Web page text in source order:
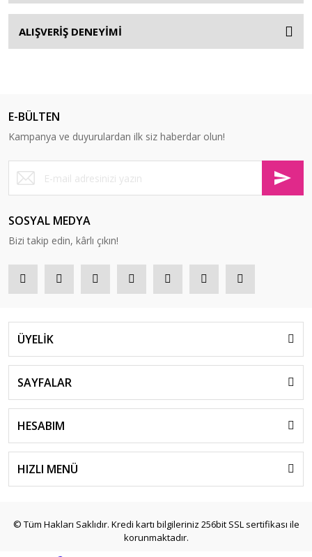
ALIŞVERİŞ DENEYİMİ
E-BÜLTEN
Kampanya ve duyurulardan ilk siz haberdar olun!
SOSYAL MEDYA
Bizi takip edin, kârlı çıkın!
ÜYELİK
SAYFALAR
HESABIM
HIZLI MENÜ
© Tüm Hakları Saklıdır. Kredi kartı bilgileriniz 256bit SSL sertifikası ile
korunmaktadır.